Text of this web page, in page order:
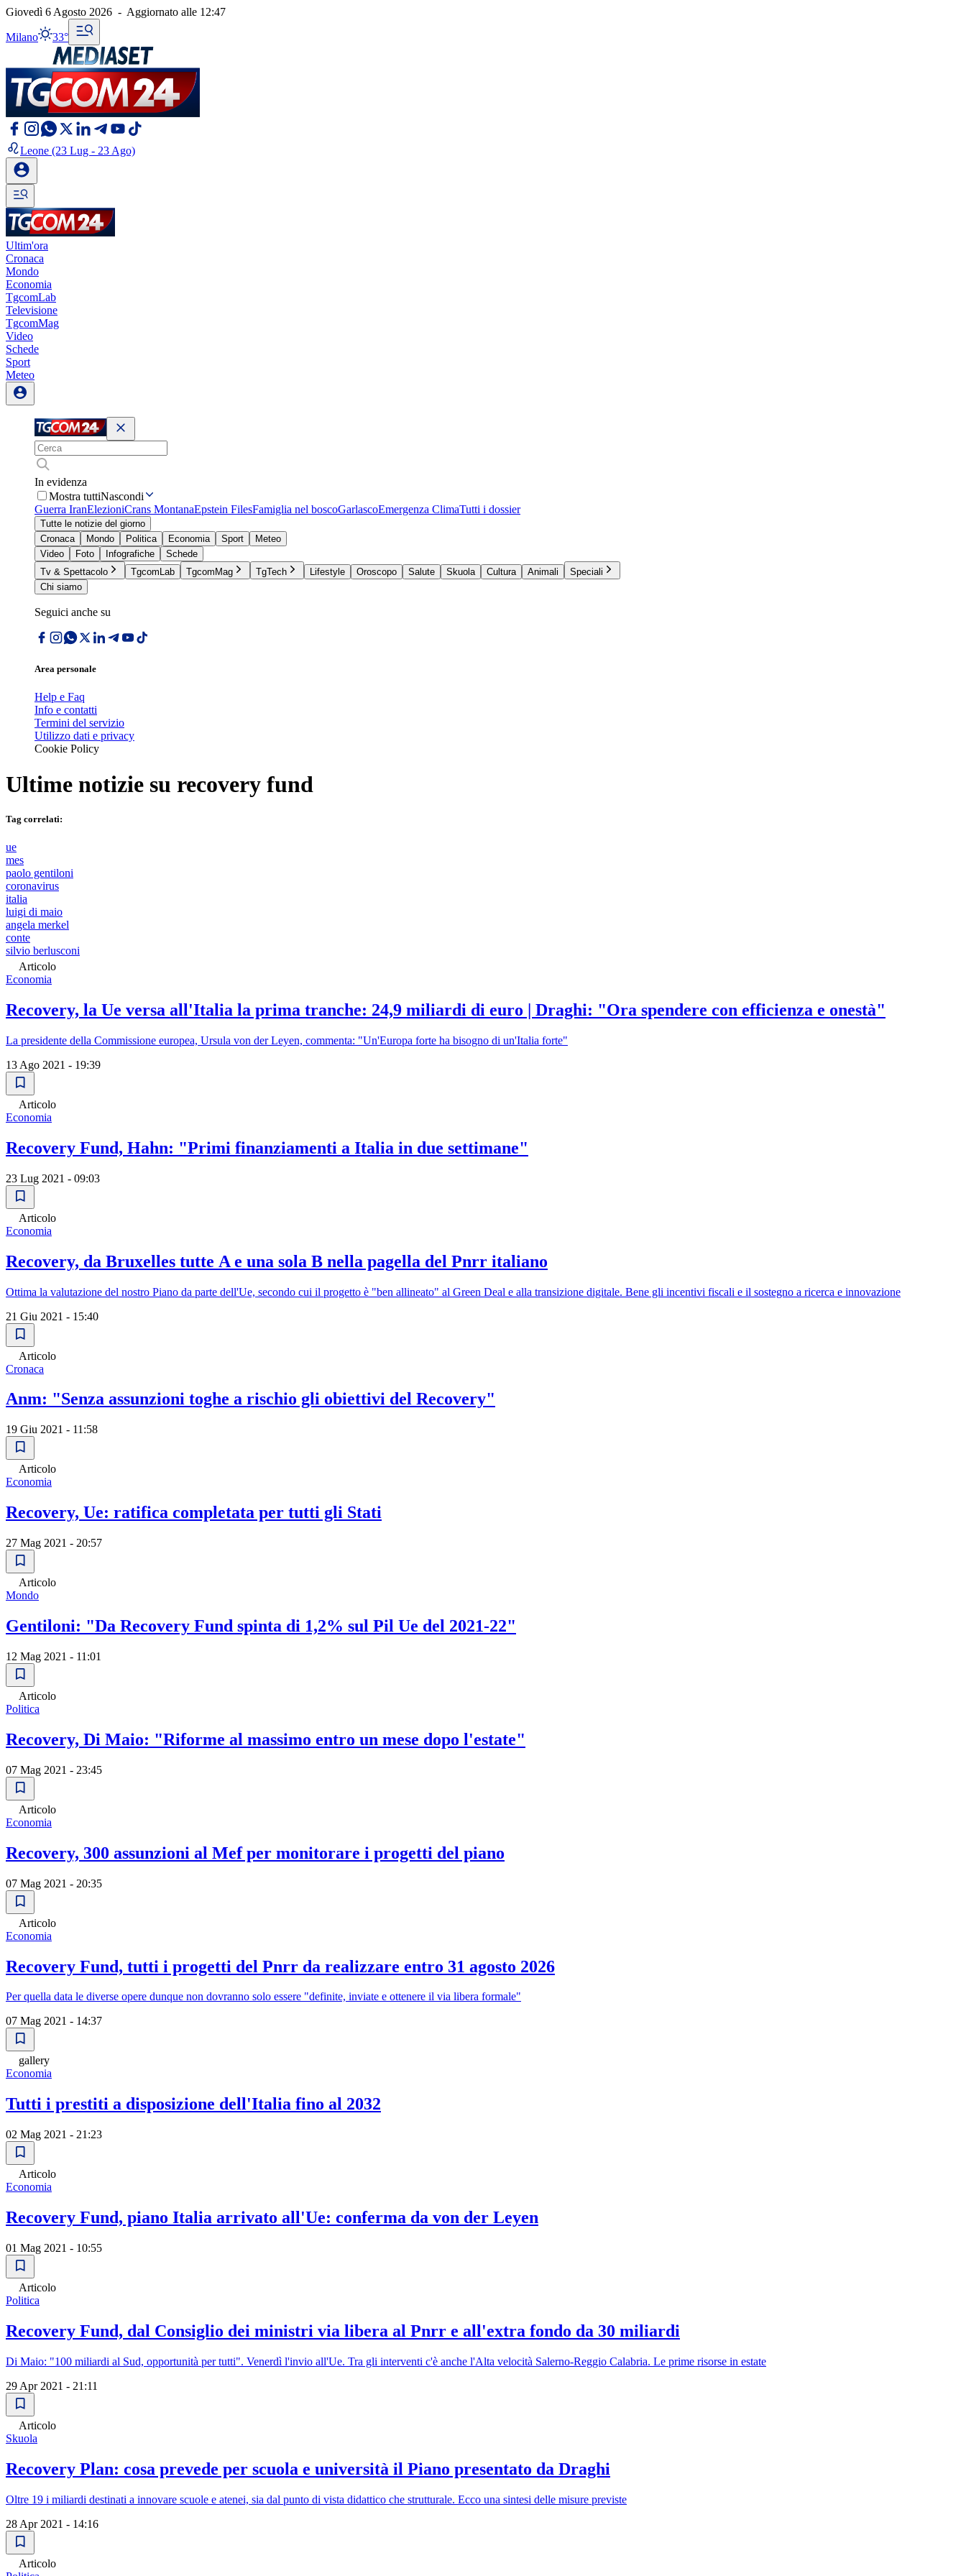
Giovedì 6 Agosto 2026 - Aggiornato alle 12:47
Milano 33°
Leone (23 Lug - 23 Ago)
Ultim'ora
Cronaca
Mondo
Economia
TgcomLab
Televisione
TgcomMag
Video
Schede
Sport
Meteo
In evidenza
Mostra tuttiNascondi
Guerra IranElezioniCrans MontanaEpstein FilesFamiglia nel boscoGarlascoEmergenza ClimaTutti i dossier
Tutte le notizie del giorno
Cronaca
Mondo Politica Economia Sport
Meteo
Video
Foto Infografiche
Schede
Tv & Spettacolo
TgcomLab TgcomMag TgTech Lifestyle Oroscopo Salute Skuola Cultura Animali
Speciali
Chi siamo
Seguici anche su
Area personale
Help e Faq
Info e contatti
Termini del servizio
Utilizzo dati e privacy
Cookie Policy
Ultime notizie su recovery fund
Tag correlati:
ue
mes
paolo gentiloni
coronavirus
italia
luigi di maio
angela merkel
conte
silvio berlusconi
Articolo
Economia
Recovery, la Ue versa all'Italia la prima tranche: 24,9 miliardi di euro | Draghi: "Ora spendere con efficienza e onestà"
La presidente della Commissione europea, Ursula von der Leyen, commenta: "Un'Europa forte ha bisogno di un'Italia forte"
13 Ago 2021 - 19:39
Articolo
Economia
Recovery Fund, Hahn: "Primi finanziamenti a Italia in due settimane"
23 Lug 2021 - 09:03
Articolo
Economia
Recovery, da Bruxelles tutte A e una sola B nella pagella del Pnrr italiano
Ottima la valutazione del nostro Piano da parte dell'Ue, secondo cui il progetto è "ben allineato" al Green Deal e alla transizione digitale. Bene gli incentivi fiscali e il sostegno a ricerca e innovazione
21 Giu 2021 - 15:40
Articolo
Cronaca
Anm: "Senza assunzioni toghe a rischio gli obiettivi del Recovery"
19 Giu 2021 - 11:58
Articolo
Economia
Recovery, Ue: ratifica completata per tutti gli Stati
27 Mag 2021 - 20:57
Articolo
Mondo
Gentiloni: "Da Recovery Fund spinta di 1,2% sul Pil Ue del 2021-22"
12 Mag 2021 - 11:01
Articolo
Politica
Recovery, Di Maio: "Riforme al massimo entro un mese dopo l'estate"
07 Mag 2021 - 23:45
Articolo
Economia
Recovery, 300 assunzioni al Mef per monitorare i progetti del piano
07 Mag 2021 - 20:35
Articolo
Economia
Recovery Fund, tutti i progetti del Pnrr da realizzare entro 31 agosto 2026
Per quella data le diverse opere dunque non dovranno solo essere "definite, inviate e ottenere il via libera formale"
07 Mag 2021 - 14:37
gallery
Economia
Tutti i prestiti a disposizione dell'Italia fino al 2032
02 Mag 2021 - 21:23
Articolo
Economia
Recovery Fund, piano Italia arrivato all'Ue: conferma da von der Leyen
01 Mag 2021 - 10:55
Articolo
Politica
Recovery Fund, dal Consiglio dei ministri via libera al Pnrr e all'extra fondo da 30 miliardi
Di Maio: "100 miliardi al Sud, opportunità per tutti". Venerdì l'invio all'Ue. Tra gli interventi c'è anche l'Alta velocità Salerno-Reggio Calabria. Le prime risorse in estate
29 Apr 2021 - 21:11
Articolo
Skuola
Recovery Plan: cosa prevede per scuola e università il Piano presentato da Draghi
Oltre 19 i miliardi destinati a innovare scuole e atenei, sia dal punto di vista didattico che strutturale. Ecco una sintesi delle misure previste
28 Apr 2021 - 14:16
Articolo